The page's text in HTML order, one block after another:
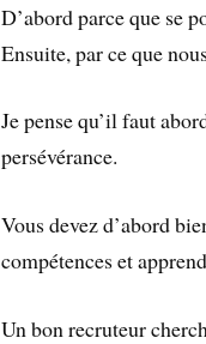
D’abord parce que se
Ensuite, par ce que
Je pense qu’il faut
persévérance.
Vous devez d’abord
compétences et
Un bon recruteur